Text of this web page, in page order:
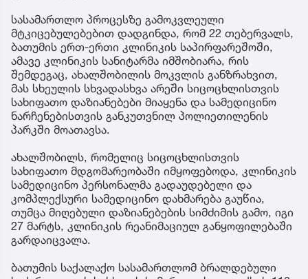
სასამართლო პროცესზე გამოკვლეული
მტკიცებულებებით დადგინდა, რომ 22 თებერვალს,
ბათუმის ერთ-ერთი კლინიკის საპირფარეშოში,
ამავე კლინიკის სანიტარმა იმშობიარა, რის
შემდეგაც, ახალშობილის მოკვლის განზრახვით,
მას სხეულის სხვადასხვა არეში სიცოცხლისთვის
სახიფათო დაზიანებები მიაყენა და სამედიცინო
ნარჩენებისთვის განკუთვნილ პოლიეთილენის
პარკში მოათავსა.
ახალშობილს, რომელიც სიცოცხლისთვის
სახიფათო მდგომარეობაში იმყოფებოდა, კლინიკის
სამედიცინო პერსონალმა გადაუდებელი და
კომპლექსური სამედიცინო დახმარება გაუწია,
თუმცა მიღებული დაზიანებების სიმძიმის გამო, იგი
27 მარტს, კლინიკის რეანიმაციულ განყოფილებაში
გარდაიცვალა.
ბათუმის საქალაქო სასამართლომ ბრალდებული